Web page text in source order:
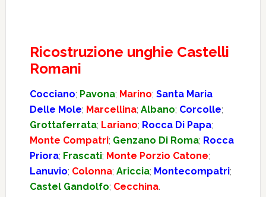
Ricostruzione unghie Castelli
Romani
Cocciano; Pavona; Marino; Santa Maria
Delle Mole; Marcellina; Albano; Corcolle;
Grottaferrata; Lariano; Rocca Di Papa;
Monte Compatri; Genzano Di Roma; Rocca
Priora; Frascati; Monte Porzio Catone;
Lanuvio; Colonna; Ariccia; Montecompatri;
Castel Gandolfo; Cecchina.